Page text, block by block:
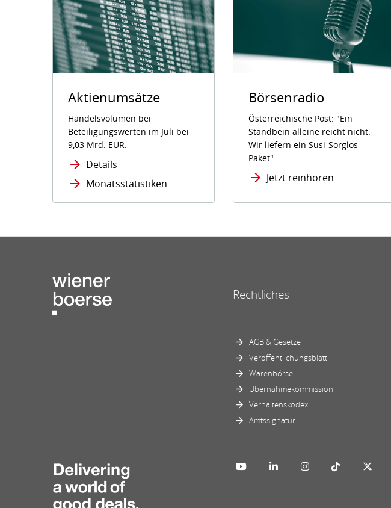
Aktienumsätze
Handelsvolumen bei
Beteiligungswerten im Juli bei
9,03 Mrd. EUR.
Details
Monatsstatistiken
Börsenradio
Österreichische Post: "Ein
Standbein alleine reicht nicht.
Wir liefern ein Susi-Sorglos-
Paket"
Jetzt reinhören
Rechtliches
AGB & Gesetze
Veröffentlichungsblatt
Warenbörse
Übernahmekommission
Verhaltenskodex
Amtssignatur